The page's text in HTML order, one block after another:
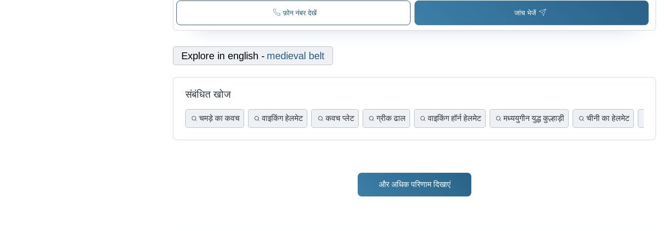
फ़ोन नंबर देखें जांच भेजें
Explore in english - medieval belt
संबंधित खोज
चमड़े का कवच वाइकिंग हेलमेट कवच प्लेट ग्रीक ढाल वाइकिंग हॉर्न हेलमेट मध्ययुगीन युद्ध कुल्हाड़ी चीनी का हेलमेट
और अधिक परिणाम दिखाएं